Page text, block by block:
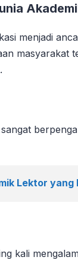
menjadi
masyarakat
Lektor yang
kali